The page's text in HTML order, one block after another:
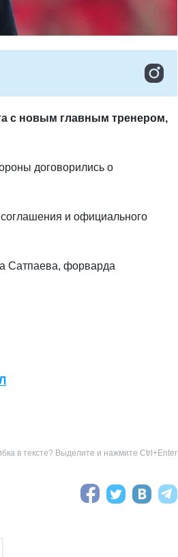
с новым главным тренером,
договорились о
и официального
Сатпаева, форварда
в тексте? Выделите и нажмите Ctrl+Enter